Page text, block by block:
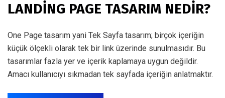
LANDİNG PAGE TASARIM NEDİR?
One Page tasarım yani Tek Sayfa tasarım; birçok içeriğin
küçük ölçekli olarak tek bir link üzerinde sunulmasıdır. Bu
tasarımlar fazla yer ve içerik kaplamaya uygun değildir.
Amacı kullanıcıyı sıkmadan tek sayfada içeriğin anlatmaktır.